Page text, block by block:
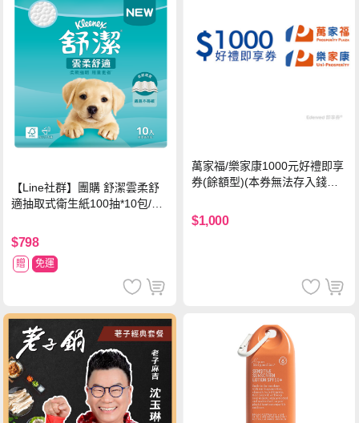
【Line社群】團購 舒潔雲柔舒
適抽取式衛生紙100抽*10包/6
$798
贈 免運
萬家福/樂家康1000元好禮即享
券(餘額型)(本券無法存入錢包
$1,000